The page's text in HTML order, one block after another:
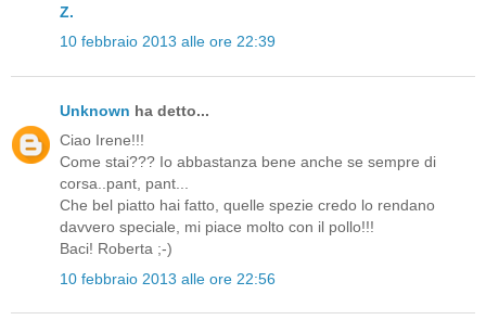
Z.
10 febbraio 2013 alle ore 22:39
Unknown ha detto...
Ciao Irene!!!
Come stai??? Io abbastanza bene anche se sempre di
corsa..pant, pant...
Che bel piatto hai fatto, quelle spezie credo lo rendano
davvero speciale, mi piace molto con il pollo!!!
Baci! Roberta ;-)
10 febbraio 2013 alle ore 22:56